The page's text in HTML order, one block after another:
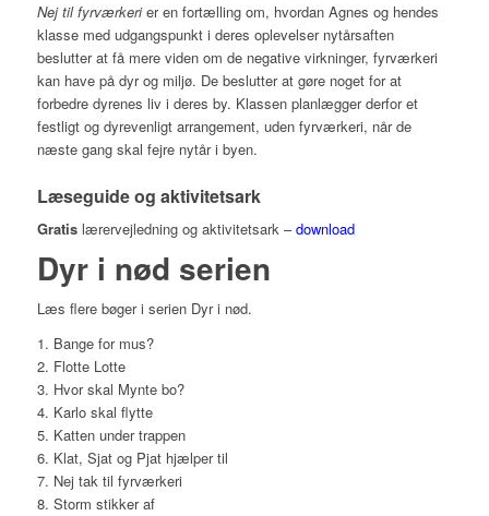
Nej til fyrværkerier en fortælling om, hvordan Agnes og hendes
klasse med udgangspunkt i deres oplevelser nytårsaften
beslutter at få mere viden om de negative virkninger, fyrværkeri
kan have på dyr og miljø. De beslutter at gøre noget for at
forbedre dyrenes liv i deres by. Klassen planlægger derfor et
festligt og dyrevenligt arrangement, uden fyrværkeri, når de
næste gang skal fejre nytår i byen.
Læseguide og aktivitetsark
Gratislærervejledning og aktivitetsark –download
Dyr i nød serien
Læs flere bøger i serien Dyr i nød.
Bange for mus?
Flotte Lotte
Hvor skal Mynte bo?
Karlo skal flytte
Katten under trappen
Klat, Sjat og Pjat hjælper til
Nej tak til fyrværkeri
Storm stikker af